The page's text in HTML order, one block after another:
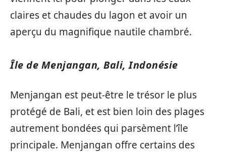
claires et chaudes du lagon et avoir un
aperçu du magnifique nautile chambré.
Île de Menjangan, Bali, Indonésie
Menjangan est peut-être le trésor le plus
protégé de Bali, et est bien loin des plages
autrement bondées qui parsèment l’île
principale. Menjangan offre certains des